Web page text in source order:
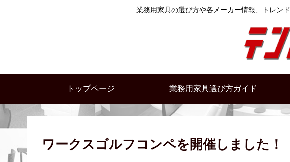
業務用家具の選び方や各メーカー情報、トレン
トップページ 業務用家具選び方ガイド
ワークスゴルフコンペを開催しました！